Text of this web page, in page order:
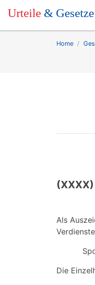
Urteile & Gesetze
Home
(XXXX)
Als
Die